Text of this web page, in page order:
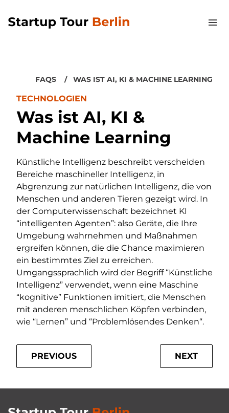
FAQS WAS IST AI, KI & MACHINE LEARNING
TECHNOLOGIEN
Was ist AI, KI &
Machine Learning
Künstliche Intelligenz beschreibt verscheiden
Bereiche maschineller Intelligenz, in
Abgrenzung zur natürlichen Intelligenz, die von
Menschen und anderen Tieren gezeigt wird. In
der Computerwissenschaft bezeichnet KI
“intelligenten Agenten”: also Geräte, die Ihre
Umgebung wahrnehmen und Maßnahmen
ergreifen können, die die Chance maximieren
ein bestimmtes Ziel zu erreichen.
Umgangssprachlich wird der Begriff “Künstliche
Intelligenz” verwendet, wenn eine Maschine
“kognitive” Funktionen imitiert, die Menschen
mit anderen menschlichen Köpfen verbinden,
wie “Lernen” und “Problemlösendes Denken“.
PREVIOUS NEXT